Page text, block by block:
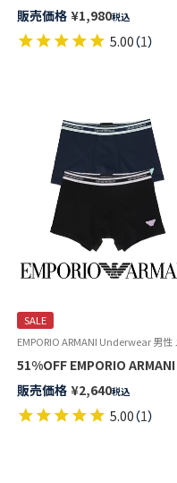
販売価格 ¥1,980税込
5.00（1）
SALE
販売価格 ¥2,640税込
5.00（1）